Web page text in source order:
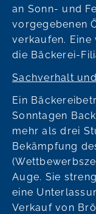
an Sonn- und
vorgegebenen
verkaufen.
die Bäckerei-
Sachverhalt
Ein
Sonntagen
mehr als drei
Bekämpfung
Auge. Sie
eine
Verkauf von